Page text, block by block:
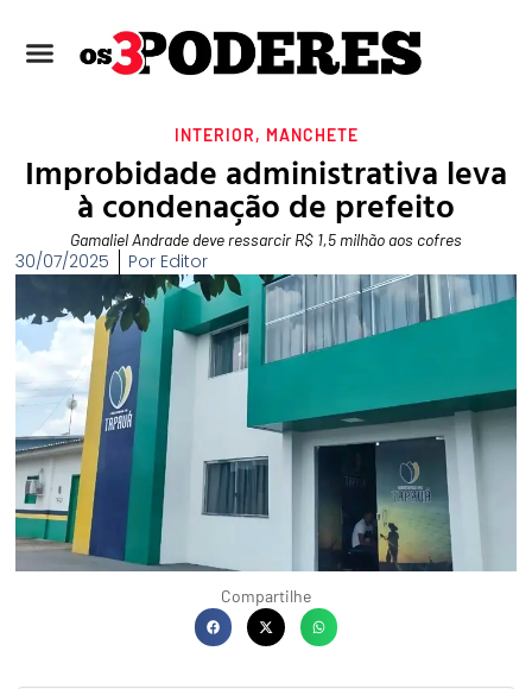
INTERIOR, MANCHETE
Improbidade administrativa leva
à condenação de prefeito
Gamaliel Andrade deve ressarcir R$ 1,5 milhão aos cofres
30/07/2025 Por Editor
Compartilhe